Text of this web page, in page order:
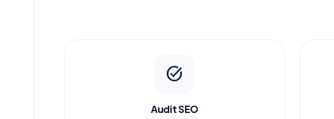
task_alt
Audit SEO